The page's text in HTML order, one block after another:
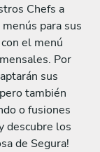
Chefs a
para sus
el menú
Por
sus
también
o fusiones
descubre los
de Segura!